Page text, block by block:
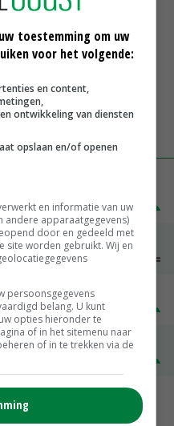
veehouderij
van de bodem'
€ 269,00 € 7,00
€ 1,09
€ 197,00
toestemming om uw
voor het volgende:
en content,
ontwikkeling van diensten
opslaan en/of openen
en informatie van uw
andere apparaatgegevens)
door en gedeeld met
site worden gebruikt. Wij en
persoonsgegevens
belang. U kunt
opties hieronder te
of in het sitemenu naar
of in te trekken via de